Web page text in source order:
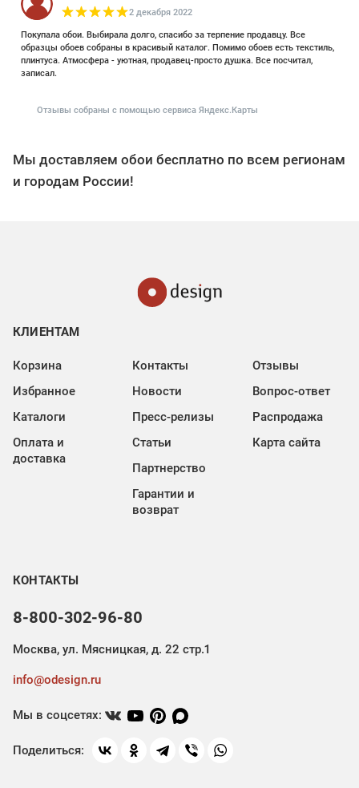
2 декабря 2022
Покупала обои. Выбирала долго, спасибо за терпение продавцу. Все
образцы обоев собраны в красивый каталог. Помимо обоев есть текстиль,
плинтуса. Атмосфера - уютная, продавец-просто душка. Все посчитал,
записал.
Отзывы собраны с помощью сервиса Яндекс.Карты
Мы доставляем обои бесплатно по всем регионам
и городам России!
КЛИЕНТАМ
Корзина
Избранное
Каталоги
Оплата и
доставка
Контакты
Новости
Пресс-релизы
Статьи
Партнерство
Гарантии и
возврат
Отзывы
Вопрос-ответ
Распродажа
Карта сайта
КОНТАКТЫ
8-800-302-96-80
Москва, ул. Мясницкая, д. 22 стр.1
info@odesign.ru
Мы в соцсетях:
Поделиться: